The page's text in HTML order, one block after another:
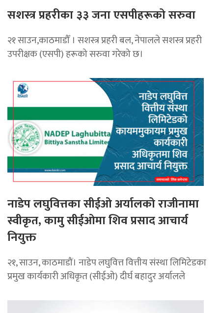
सशस्त्र प्रहरीका ३३ जना एसपीहरूको सरुवा
२१ साउन,काठमाडौँ । सशस्त्र प्रहरी बल, नेपालले सशस्त्र प्रहरी
उपरीक्षक (एसपी) हरूको सरुवा गरेको छ।
नाडेप लघुवित्तका सीईओ अर्यालको राजीनामा
स्वीकृत, कामु सीईओमा शिव प्रसाद आचार्य
नियुक्त
२१, साउन, काठमाडौं। नाडेप लघुवित्त वित्तीय संस्था लिमिटेडका
प्रमुख कार्यकारी अधिकृत (सीईओ) दीर्घ बहादुर अर्यालले